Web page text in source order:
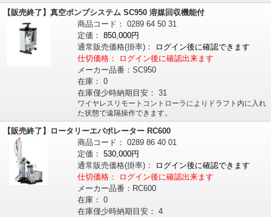
【販売終了】真空ポンプシステム SC950 溶媒回収機能付
商品コード： 0289 64 50 31
定価： 850,000円
通常販売価格(掛率)：
ログイン後に確認できます
仕切価格：
ログイン後に確認出来ます
メーカー品番： SC950
在庫： 0
在庫僅少時納期目安： 31
ワイヤレスリモートコントローラによりドラフト内に入れ
た状態で遠隔操作できます。
【販売終了】ロータリーエバポレーター RC600
商品コード： 0289 86 40 01
定価： 530,000円
通常販売価格(掛率)：
ログイン後に確認できます
仕切価格：
ログイン後に確認出来ます
メーカー品番： RC600
在庫： 0
在庫僅少時納期目安： 4